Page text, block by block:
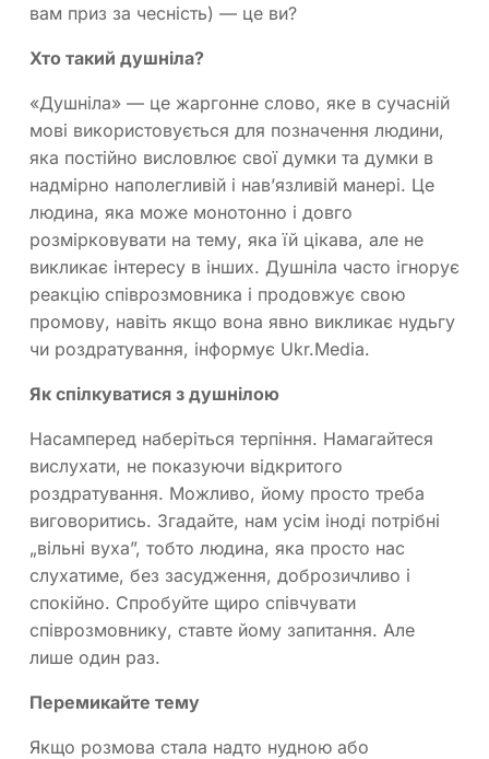
вам приз за чесність) — це ви?
Хто такий душніла?
«Душніла» — це жаргонне слово, яке в сучасній
мові використовується для позначення людини,
яка постійно висловлює свої думки та думки в
надмірно наполегливій і нав’язливій манері. Це
людина, яка може монотонно і довго
розмірковувати на тему, яка їй цікава, але не
викликає інтересу в інших. Душніла часто ігнорує
реакцію співрозмовника і продовжує свою
промову, навіть якщо вона явно викликає нудьгу
чи роздратування, інформує Ukr.Media.
Як спілкуватися з душнілою
Насамперед наберіться терпіння. Намагайтеся
вислухати, не показуючи відкритого
роздратування. Можливо, йому просто треба
виговоритись. Згадайте, нам усім іноді потрібні
„вільні вуха”, тобто людина, яка просто нас
слухатиме, без засудження, доброзичливо і
спокійно. Спробуйте щиро співчувати
співрозмовнику, ставте йому запитання. Але
лише один раз.
Перемикайте тему
Якщо розмова стала надто нудною або